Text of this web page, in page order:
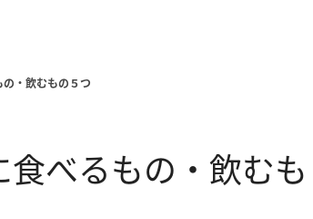
・飲むもの５つ
べるもの・飲むも